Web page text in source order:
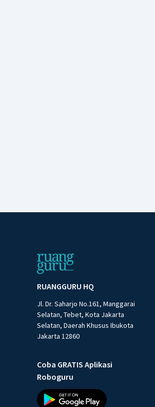
RUANGGURU HQ
Jl. Dr. Saharjo No.161, Manggarai
Selatan, Tebet, Kota Jakarta
Selatan, Daerah Khusus Ibukota
Jakarta 12860
Coba GRATIS Aplikasi
Roboguru